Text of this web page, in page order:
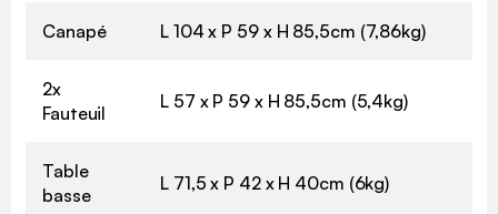
Canapé L 104 x P 59 x H 85,5cm (7,86kg)
2x
Fauteuil
L 57 x P 59 x H 85,5cm (5,4kg)
Table
basse
L 71,5 x P 42 x H 40cm (6kg)